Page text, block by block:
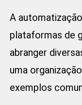
A
plataformas de
abranger
uma
exemplos